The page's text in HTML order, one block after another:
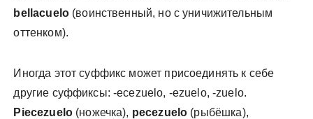
bellacuelo(воинственный, но с уничижительным
оттенком).
Иногда этот суффикс может присоединять к себе
другие суффиксы: -ecezuelo, -ezuelo, -zuelo.
Piecezuelo(ножечка), pecezuelo (рыбёшка),